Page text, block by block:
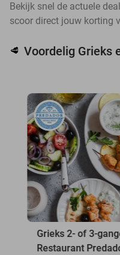
Bekijk snel de actuele
scoor direct jouw korting
🥩 Voordelig Grieks
Grieks 2- of 3-
Restaurant